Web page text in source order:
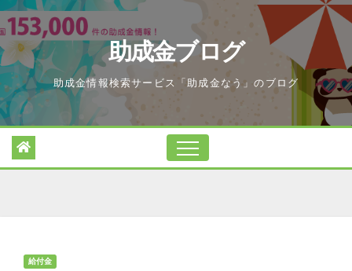
Skip
to
content
助成金ブログ
助成金情報検索サービス「助成金なう」のブログ
給付金